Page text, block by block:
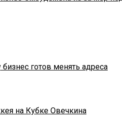
готов менять адреса
на Кубке Овечкина